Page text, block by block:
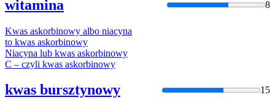
witamina 8
Kwas askorbinowy albo niacyna
to kwas askorbinowy
Niacyna lub kwas askorbinowy
C – czyli kwas askorbinowy
kwas bursztynowy 15